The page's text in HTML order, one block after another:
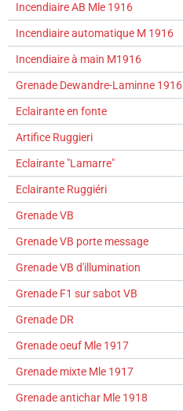
Incendiaire AB Mle 1916
Incendiaire automatique M 1916
Incendiaire à main M1916
Grenade Dewandre-Laminne 1916
Eclairante en fonte
Artifice Ruggieri
Eclairante "Lamarre"
Eclairante Ruggiéri
Grenade VB
Grenade VB porte message
Grenade VB d'illumination
Grenade F1 sur sabot VB
Grenade DR
Grenade oeuf Mle 1917
Grenade mixte Mle 1917
Grenade antichar Mle 1918